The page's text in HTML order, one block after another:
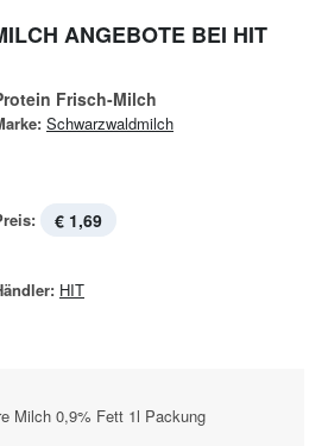
ANGEBOTE BEI HIT
Frisch-Milch
Schwarzwaldmilch
€ 1,69
HIT
Milch 0,9% Fett 1l Packung